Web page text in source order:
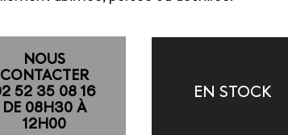
NOUS
CONTACTER
52 35 08 16
DE 08H30 À
12H00
EN STOCK